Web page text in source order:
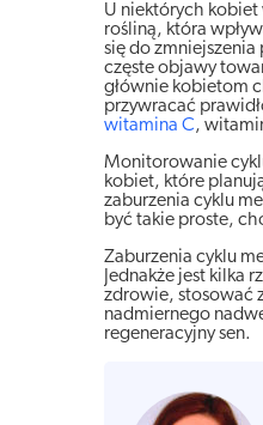
U niektórych kobiet
rośliną, która
się do
częste objawy
głównie kobietom
przywracać
witamina C,
Monitorowanie
kobiet, które
zaburzenia cyklu
być takie proste,
Zaburzenia cyklu
Jednakże jest kilka
zdrowie, stosować
nadmiernego
regeneracyjny sen.